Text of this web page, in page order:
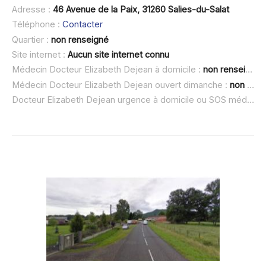
Adresse : 46 Avenue de la Paix, 31260 Salies-du-Salat
Téléphone : Contacter
Quartier : non renseigné
Site internet : Aucun site internet connu
Médecin Docteur Elizabeth Dejean à domicile : non renseigné
Médecin Docteur Elizabeth Dejean ouvert dimanche : non renseigné
Docteur Elizabeth Dejean urgence à domicile ou SOS médecin :